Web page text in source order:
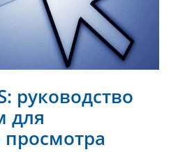
руководство
для
просмотра